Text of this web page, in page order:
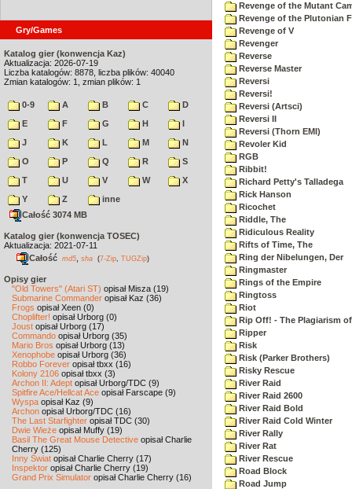
Gry/Games
Katalog gier (konwencja Kaz)
Aktualizacja: 2026-07-19
Liczba katalogów: 8878, liczba plików: 40040
Zmian katalogów: 1, zmian plików: 1
0-9 A B C
D
E
F G H
I
J
K L M
N
O
P Q R
S
T
U V W
X
Y
Z
inne
Całość 3074 MB
Katalog gier (konwencja TOSEC)
Aktualizacja: 2021-07-11
Całość md5 sha (7-Zip TUGZip)
Opisy gier
"Old Towers" (Atari ST) opisał Misza (19)
Submarine Commander opisał Kaz (36)
Frogs opisał Xeen (0)
Choplifter! opisał Urborg (0)
Joust opisał Urborg (17)
Commando opisał Urborg (35)
Mario Bros opisał Urborg (13)
Xenophobe opisał Urborg (36)
Robbo Forever opisał tbxx (16)
Kolony 2106 opisał tbxx (3)
Archon II: Adept opisał Urborg/TDC (9)
Spitfire Ace/Hellcat Ace opisał Farscape (9)
Wyspa opisał Kaz (9)
Archon opisał Urborg/TDC (16)
The Last Starfighter opisał TDC (30)
Dwie Wieże opisał Muffy (19)
Basil The Great Mouse Detective opisał Charlie
Cherry (125)
Inny Świat opisał Charlie Cherry (17)
Inspektor opisał Charlie Cherry (19)
Grand Prix Simulator opisał Charlie Cherry (16)
Revenge of the Mutant
Revenge of the Plutonian
Revenge of V
Revenger
Reverse
Reverse Master
Reversi
Reversi!
Reversi (Artsci)
Reversi II
Reversi (Thorn EMI)
Revoler Kid
RGB
Ribbit!
Richard Petty's Talladega
Rick Hanson
Ricochet
Riddle, The
Ridiculous Reality
Rifts of Time, The
Ring der Nibelungen, Der
Ringmaster
Rings of the Empire
Ringtoss
Riot
Rip Off! - The Plagiarism of
Ripper
Risk
Risk (Parker Brothers)
Risky Rescue
River Raid
River Raid 2600
River Raid Bold
River Raid Cold Winter
River Rally
River Rat
River Rescue
Road Block
Road Jump